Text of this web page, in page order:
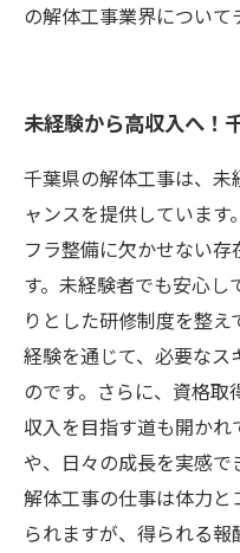
の解体工事業界について
未経験から高収入へ！
千葉県の解体工事は、
ャンスを提供していま
フラ整備に欠かせない
す。未経験者でも安心
りとした研修制度を整
経験を通じて、必要なス
のです。さらに、資格
収入を目指す道も開かれ
や、日々の成長を実感で
解体工事の仕事は体力
られますが、得られる